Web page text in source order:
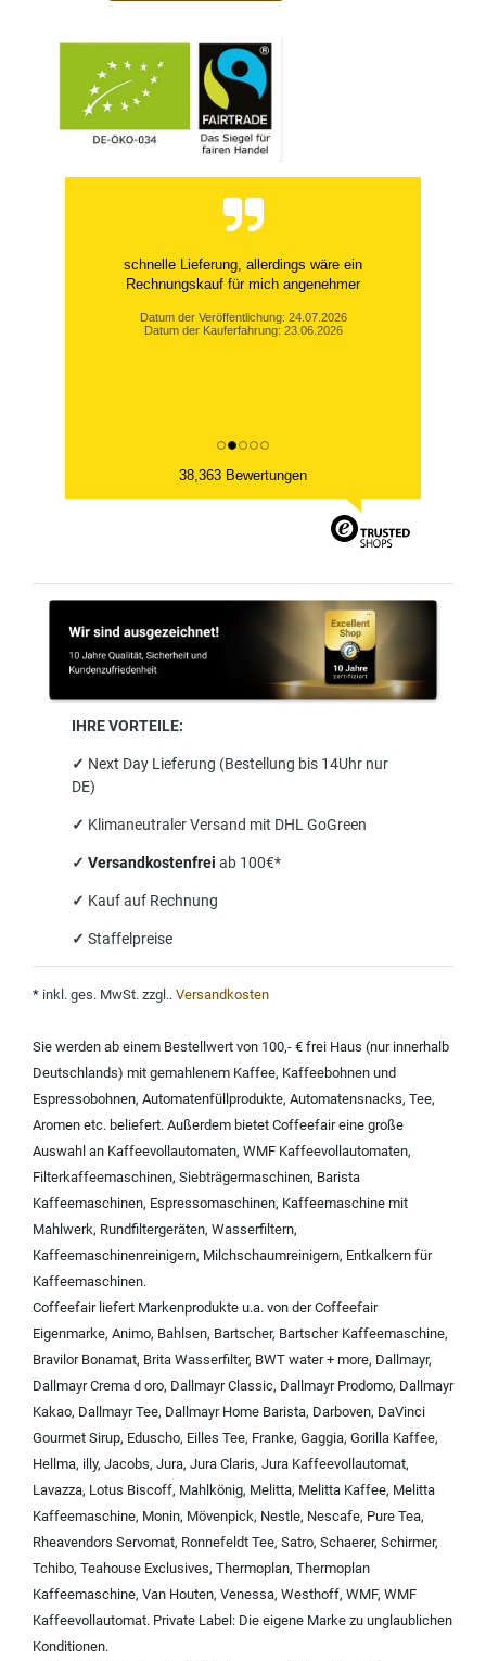
schnelle Lieferung, allerdings wäre ein
Rechnungskauf für mich angenehmer
Datum der Veröffentlichung: 24.07.2026
Datum der Kauferfahrung: 23.06.2026
38,363 Bewertungen
IHRE VORTEILE:
✓ Next Day Lieferung (Bestellung bis 14Uhr nur
DE)
✓ Klimaneutraler Versand mit DHL GoGreen
✓ Versandkostenfrei ab 100€*
✓ Kauf auf Rechnung
✓ Staffelpreise
* inkl. ges. MwSt. zzgl.. Versandkosten
Sie werden ab einem Bestellwert von 100,- € frei Haus (nur innerhalb
Deutschlands) mit gemahlenem Kaffee, Kaffeebohnen und
Espressobohnen, Automatenfüllprodukte, Automatensnacks, Tee,
Aromen etc. beliefert. Außerdem bietet Coffeefair eine große
Auswahl an Kaffeevollautomaten, WMF Kaffeevollautomaten,
Filterkaffeemaschinen, Siebträgermaschinen, Barista
Kaffeemaschinen, Espressomaschinen, Kaffeemaschine mit
Mahlwerk, Rundfiltergeräten, Wasserfiltern,
Kaffeemaschinenreinigern, Milchschaumreinigern, Entkalkern für
Kaffeemaschinen.
Coffeefair liefert Markenprodukte u.a. von derCoffeefair
Eigenmarke, Animo, Bahlsen, Bartscher, Bartscher Kaffeemaschine,
Bravilor Bonamat, Brita Wasserfilter, BWT water + more, Dallmayr,
Dallmayr Crema d oro, Dallmayr Classic, Dallmayr Prodomo, Dallmayr
Kakao, Dallmayr Tee, Dallmayr Home Barista, Darboven, DaVinci
Gourmet Sirup, Eduscho, Eilles Tee, Franke, Gaggia, Gorilla Kaffee,
Hellma, illy, Jacobs, Jura, Jura Claris, Jura Kaffeevollautomat,
Lavazza, Lotus Biscoff, Mahlkönig, Melitta, Melitta Kaffee, Melitta
Kaffeemaschine, Monin, Mövenpick, Nestle, Nescafe, Pure Tea,
Rheavendors Servomat, Ronnefeldt Tee, Satro, Schaerer, Schirmer,
Tchibo, Teahouse Exclusives, Thermoplan, Thermoplan
Kaffeemaschine, Van Houten, Venessa, Westhoff, WMF, WMF
Kaffeevollautomat. Private Label: Die eigene Marke zu unglaublichen
Konditionen.